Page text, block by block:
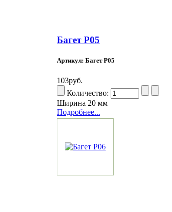
Багет Р05
Артикул: Багет Р05
103руб.
Количество:
Ширина 20 мм
Подробнее...